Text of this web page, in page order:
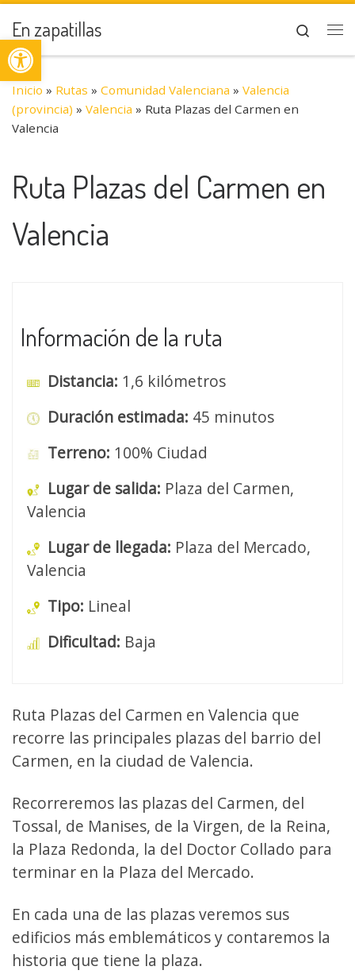
Abrir barra de herramientas
Saltar al contenido
En zapatillas
Search
Inicio » Rutas » Comunidad Valenciana » Valencia
(provincia) » Valencia » Ruta Plazas del Carmen en
Valencia
Ruta Plazas del Carmen en
Valencia
Información de la ruta
Distancia: 1,6 kilómetros
Duración estimada: 45 minutos
Terreno: 100% Ciudad
Lugar de salida: Plaza del Carmen,
Valencia
Lugar de llegada: Plaza del Mercado,
Valencia
Tipo: Lineal
Dificultad: Baja
Ruta Plazas del Carmen en Valencia que
recorre las principales plazas del barrio del
Carmen, en la ciudad de Valencia.
Recorreremos las plazas del Carmen, del
Tossal, de Manises, de la Virgen, de la Reina,
la Plaza Redonda, la del Doctor Collado para
terminar en la Plaza del Mercado.
En cada una de las plazas veremos sus
edificios más emblemáticos y contaremos la
historia que tiene la plaza.